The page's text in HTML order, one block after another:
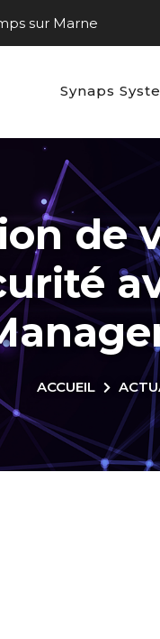
sur Marne
Synaps
de
ACCUEIL